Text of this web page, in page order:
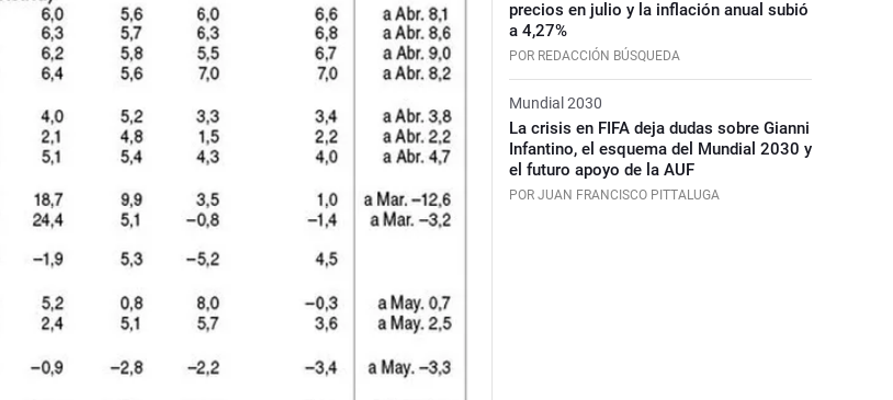
precios en julio y la inflación anual subió
a 4,27%
POR REDACCIÓN BÚSQUEDA
Mundial 2030
La crisis en FIFA deja dudas sobre Gianni
Infantino, el esquema del Mundial 2030 y
el futuro apoyo de la AUF
POR JUAN FRANCISCO PITTALUGA